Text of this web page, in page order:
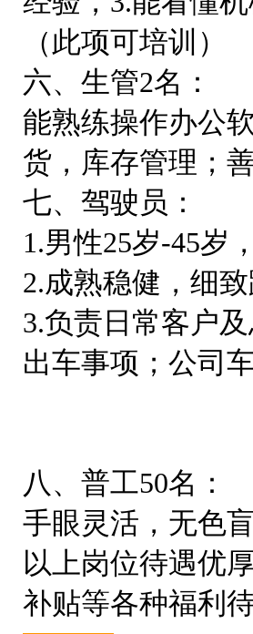
（此项可培训）
六、生管2名：
能熟练操作办公
货，库存管理；
七、驾驶员：
1.男性25岁-45岁
2.成熟稳健，细
3.负责日常客户
出车事项；公司
八、普工50名：
手眼灵活，无色
以上岗位待遇优
补贴等各种福利